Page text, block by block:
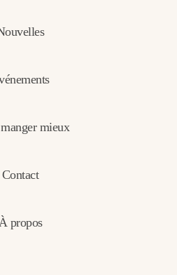
mieux
Contact
propos